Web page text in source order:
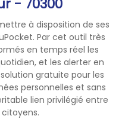
à disposition de ses
Par cet outil très
en temps réel les
et les alerter en
gratuite pour les
personnelles et sans
lien privilégié entre
an par un
le
du 20
depuis